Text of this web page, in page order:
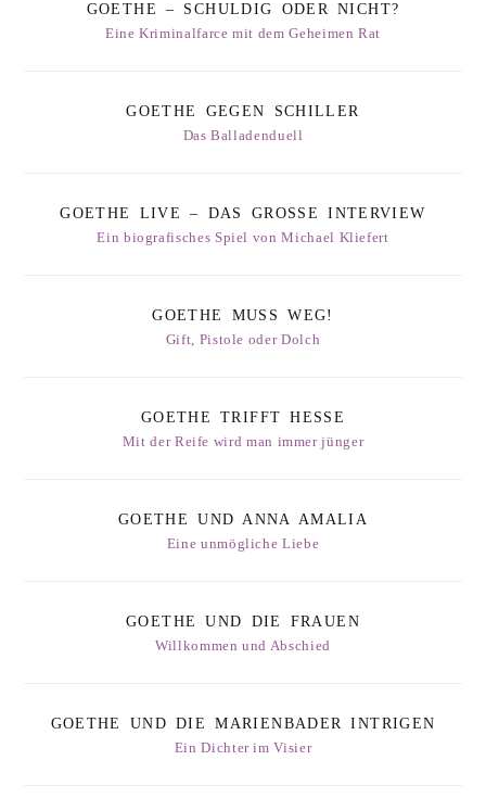
GOETHE – SCHULDIG ODER NICHT?
Eine Kriminalfarce mit dem Geheimen Rat
GOETHE GEGEN SCHILLER
Das Balladenduell
GOETHE LIVE – DAS GROSSE INTERVIEW
Ein biografisches Spiel von Michael Kliefert
GOETHE MUSS WEG!
Gift, Pistole oder Dolch
GOETHE TRIFFT HESSE
Mit der Reife wird man immer jünger
GOETHE UND ANNA AMALIA
Eine unmögliche Liebe
GOETHE UND DIE FRAUEN
Willkommen und Abschied
GOETHE UND DIE MARIENBADER INTRIGEN
Ein Dichter im Visier